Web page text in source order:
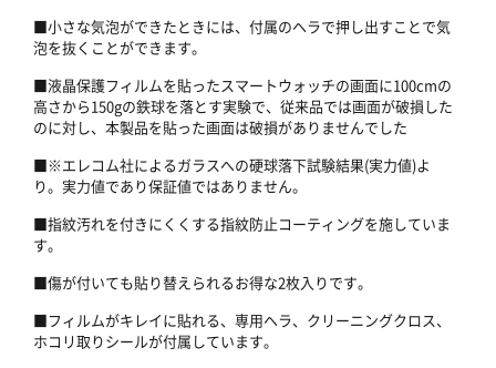
■小さな気泡ができたときには、付属のヘラで押し出すことで気
泡を抜くことができます。
■液晶保護フィルムを貼ったスマートウォッチの画面に100cmの
高さから150gの鉄球を落とす実験で、従来品では画面が破損した
のに対し、本製品を貼った画面は破損がありませんでした
■※エレコム社によるガラスへの硬球落下試験結果(実力値)よ
り。実力値であり保証値ではありません。
■指紋汚れを付きにくくする指紋防止コーティングを施していま
す。
■傷が付いても貼り替えられるお得な2枚入りです。
■フィルムがキレイに貼れる、専用ヘラ、クリーニングクロス、
ホコリ取りシールが付属しています。